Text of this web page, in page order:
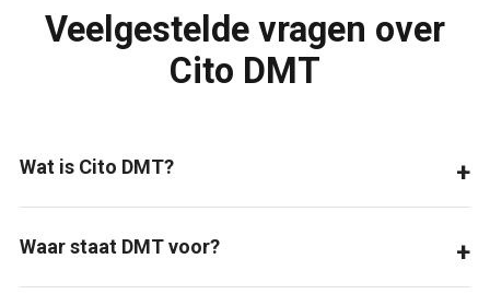
Veelgestelde vragen over
Cito DMT
Wat is Cito DMT?
Waar staat DMT voor?